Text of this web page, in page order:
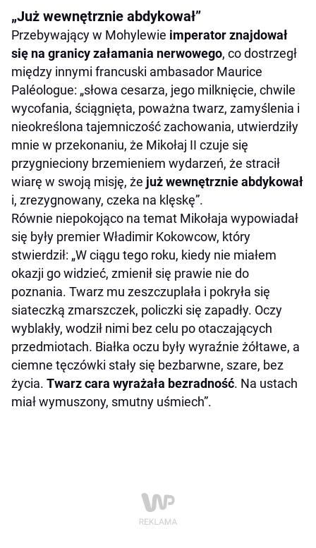
„Już wewnętrznie abdykował”
Przebywający w Mohylewie imperator znajdował
się na granicy załamania nerwowego, co dostrzegł
między innymi francuski ambasador Maurice
Paléologue: „słowa cesarza, jego milknięcie, chwile
wycofania, ściągnięta, poważna twarz, zamyślenia i
nieokreślona tajemniczość zachowania, utwierdziły
mnie w przekonaniu, że Mikołaj II czuje się
przygnieciony brzemieniem wydarzeń, że stracił
wiarę w swoją misję, że już wewnętrznie abdykował
i, zrezygnowany, czeka na klęskę”.
Równie niepokojąco na temat Mikołaja wypowiadał
się były premier Władimir Kokowcow, który
stwierdził: „W ciągu tego roku, kiedy nie miałem
okazji go widzieć, zmienił się prawie nie do
poznania. Twarz mu zeszczuplała i pokryła się
siateczką zmarszczek, policzki się zapadły. Oczy
wyblakły, wodził nimi bez celu po otaczających
przedmiotach. Białka oczu były wyraźnie żółtawe, a
ciemne tęczówki stały się bezbarwne, szare, bez
życia. Twarz cara wyrażała bezradność. Na ustach
miał wymuszony, smutny uśmiech”.